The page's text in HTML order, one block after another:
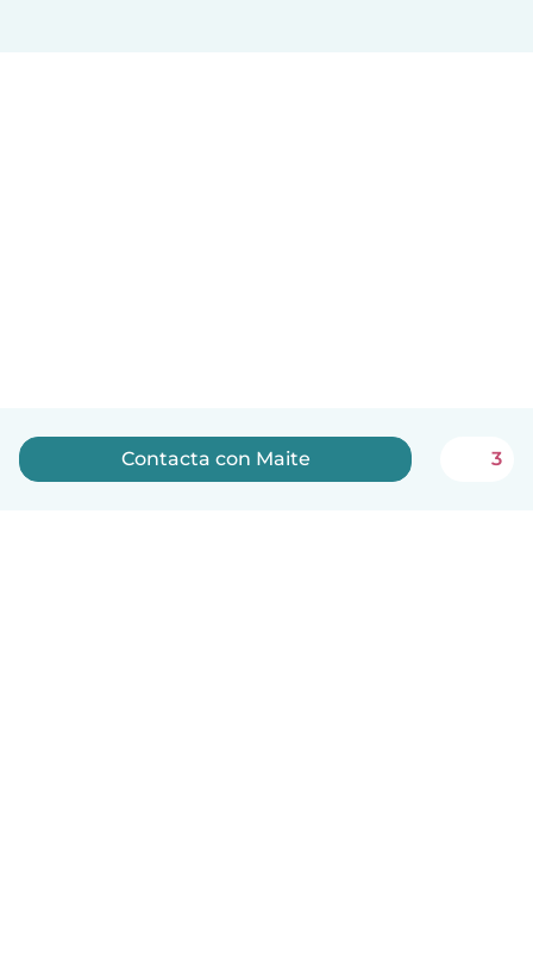
Contacta con Maite 3